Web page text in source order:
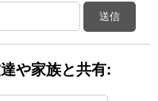
送信
や家族と共有: